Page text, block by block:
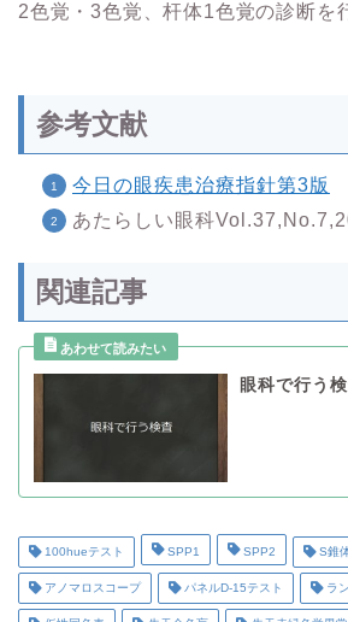
2色覚・3色覚、杆体1色覚の診断を
参考文献
今日の眼疾患治療指針第3版
あたらしい眼科
関連記事
眼科で行う
100hueテスト SPP1 SPP2 S錐
アノマロスコープ パネルD-15テスト ラ